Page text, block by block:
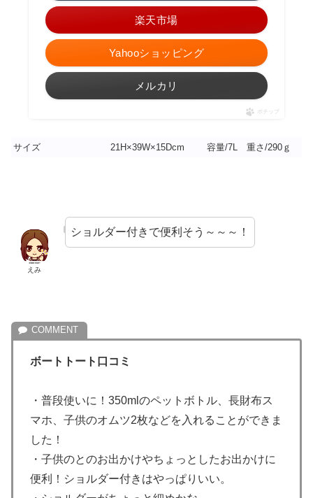
楽天市場
Yahooショッピング
メルカリ
ポチップ
サイズ 21H×39W×15Dcm 容量/7L 重さ/290ｇ
えみ
ショルダー付きで便利そう～～～！
ボートトート口コミ
・普段使いに！350mlのペットボトル、長財布ス
マホ、子供のオムツ2枚などを入れることができま
した！
・子供のとのお出かけやちょっとしたお出かけに
便利！ショルダー付きはやっぱりいい。